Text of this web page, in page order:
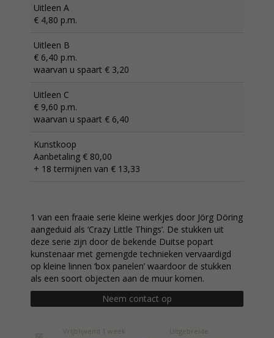
Uitleen A
€ 4,80 p.m.
Uitleen B
€ 6,40 p.m.
waarvan u spaart € 3,20
Uitleen C
€ 9,60 p.m.
waarvan u spaart € 6,40
Kunstkoop
Aanbetaling € 80,00
+ 18 termijnen van € 13,33
1 van een fraaie serie kleine werkjes door Jörg Döring
aangeduid als ‘Crazy Little Things’. De stukken uit
deze serie zijn door de bekende Duitse popart
kunstenaar met gemengde technieken vervaardigd
op kleine linnen ‘box panelen’ waardoor de stukken
als een soort objecten aan de muur komen.
Neem contact op
Vrijblijvend 1 week
Uitgebreide